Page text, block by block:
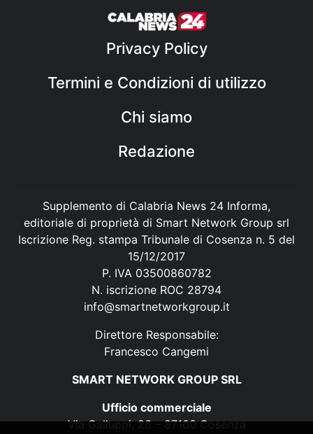
Privacy Policy
Termini e Condizioni di utilizzo
Chi siamo
Redazione
Supplemento di Calabria News 24 Informa,
editoriale di proprietà di Smart Network Group srl
Iscrizione Reg. stampa Tribunale di Cosenza n. 5 del
15/12/2017
P. IVA 03500860782
N. iscrizione ROC 28794
info@smartnetworkgroup.it
Direttore Responsabile:
Francesco Cangemi
SMART NETWORK GROUP SRL
Ufficio commerciale
Via Galluppi, 26 – 87100 Cosenza